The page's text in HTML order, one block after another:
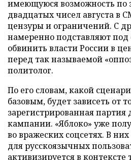
имеющуюся возможность по
двадцатых чисел августа в
цензуры и ограничений. С
намеренно подставляют под
обвинить власти России в
перед так называемой
политолог.
По его словам, какой
базовым, будет зависеть от
зарегистрированная
кампании. «Яблоко» уже
во вражеских соцсетях. В
для русскоязычных
активизируется в контексте